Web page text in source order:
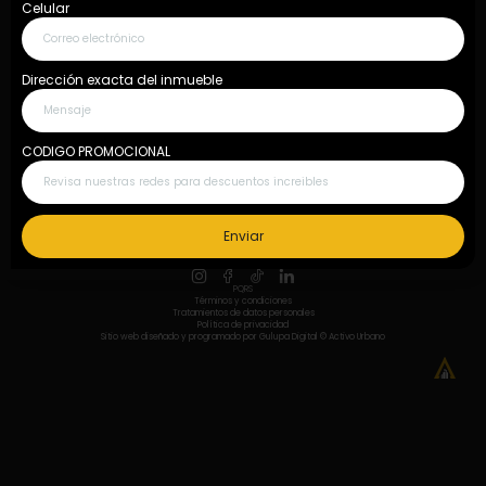
¿Quieres consignar tu inmueble?
Quiero consignar inmueble
Fijo: 604 609 6922 Móvil: 311 658 9597
Nuestros asociados
Sitio web diseñado y programado por Gulupa Digital © Activo Urbano
PQRS
Términos y condiciones
Tratamientos de datos personales
Política de privacidad
Celular
Dirección exacta del inmueble
CODIGO PROMOCIONAL
Enviar